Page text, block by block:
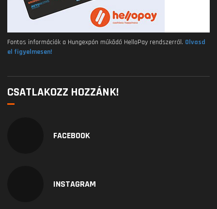
Fontos információk a Hungexpón működő HelloPay rendszerről. Olvasd
el figyelmesen!
CSATLAKOZZ HOZZÁNK!
FACEBOOK
INSTAGRAM